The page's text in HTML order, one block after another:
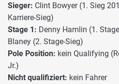
Sieger: Clint Bowyer (1. Sieg
Karriere-Sieg)
Stage 1: Denny Hamlin (1.
Blaney (2. Stage-Sieg)
Pole Position: kein Qualifying
Jr.)
Nicht qualifiziert: kein Fahrer